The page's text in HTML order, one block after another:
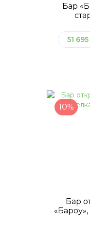
Бар
51 695
10%
Бар